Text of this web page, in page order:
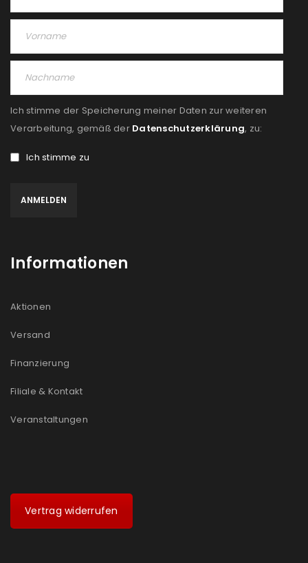
Ich stimme der Speicherung meiner Daten zur weiteren
Verarbeitung, gemäß der Datenschutzerklärung, zu:
Ich stimme zu
Informationen
Aktionen
Versand
Finanzierung
Filiale & Kontakt
Veranstaltungen
Vertrag widerrufen